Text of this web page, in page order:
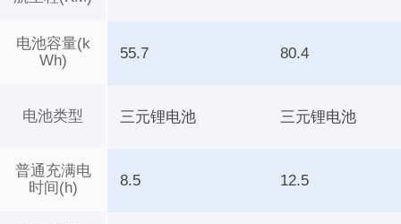
电池容量(k
Wh)
电池类型
普通充满电
时间(h)
55.7 80.4
三元锂电池 三元锂电池
8.5 12.5